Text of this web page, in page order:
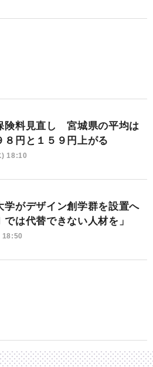
険料見直し 宮城県の平均は
８円と１５９円上がる
) 18:10
学がデザイン創学群を設置へ
では代替できない人材を」
18:50